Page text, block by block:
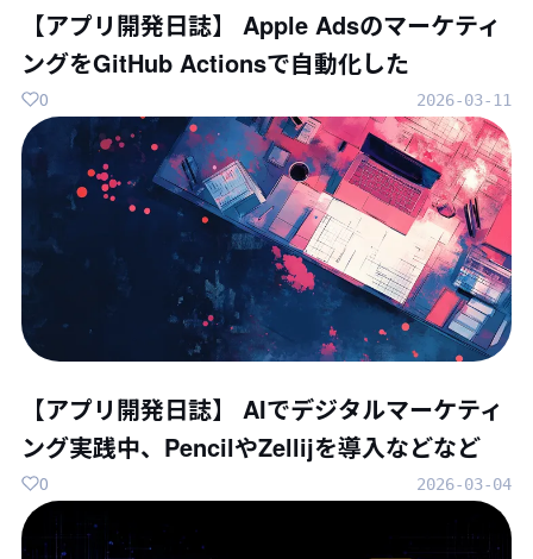
【アプリ開発日誌】 Apple Adsのマーケティ
ングをGitHub Actionsで自動化した
2026-03-11
0
【アプリ開発日誌】 AIでデジタルマーケティ
ング実践中、PencilやZellijを導入などなど
2026-03-04
0